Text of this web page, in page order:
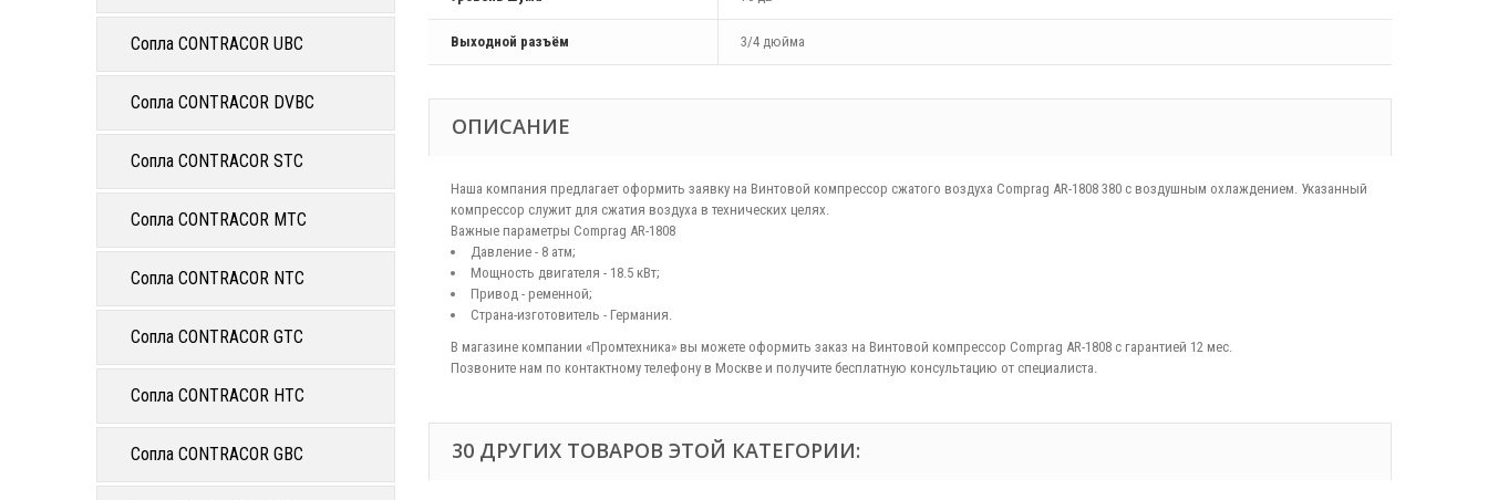
Сопла CONTRACOR UBC
Сопла CONTRACOR DVBC
Сопла CONTRACOR STC
Сопла CONTRACOR MTC
Сопла CONTRACOR NTC
Сопла CONTRACOR GTC
Сопла CONTRACOR HTC
Сопла CONTRACOR GBC
Выходной разъём 3/4 дюйма
ОПИСАНИЕ
Наша компания предлагает оформить заявку на Винтовой компрессор сжатого воздуха Comprag АR-1808 380 с воздушным охлаждением. Указанный
компрессор служит для сжатия воздуха в технических целях.
Важные параметры Comprag АR-1808
Давление - 8 атм;
Мощность двигателя - 18.5 кВт;
Привод - ременной;
Страна-изготовитель - Германия.
В магазине компании «Промтехника» вы можете оформить заказ на Винтовой компрессор Comprag АR-1808 с гарантией 12 мес.
Позвоните нам по контактному телефону в Москве и получите бесплатную консультацию от специалиста.
30 ДРУГИХ ТОВАРОВ ЭТОЙ КАТЕГОРИИ: